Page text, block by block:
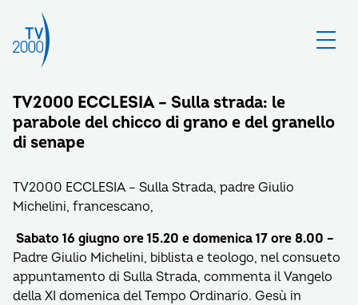
TV2000 ECCLESIA – Sulla strada: le
parabole del chicco di grano e del granello
di senape
TV2000 ECCLESIA – Sulla Strada, padre Giulio
Michelini, francescano,
Sabato 16 giugno ore 15.20 e domenica 17 ore 8.00 –
Padre Giulio Michelini, biblista e teologo, nel consueto
appuntamento di Sulla Strada, commenta il Vangelo
della XI domenica del Tempo Ordinario. Gesù in